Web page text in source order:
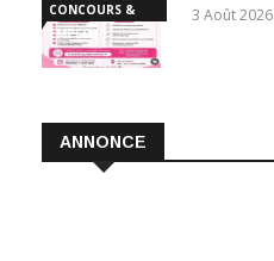
CONCOURS &
EMPLOI
3 Août 2026
ANNONCE